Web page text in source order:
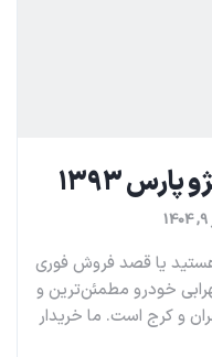
۱۳۹۳
به‌دنبال خریدار پرشیا مدل ۱۳۹۳ هستید یا قصد فروش فوری
مهرابی خودرو مطمئن‌ترین و
نقدی پرشیا ۹۳ در تهران و کرج است. ما خریدار